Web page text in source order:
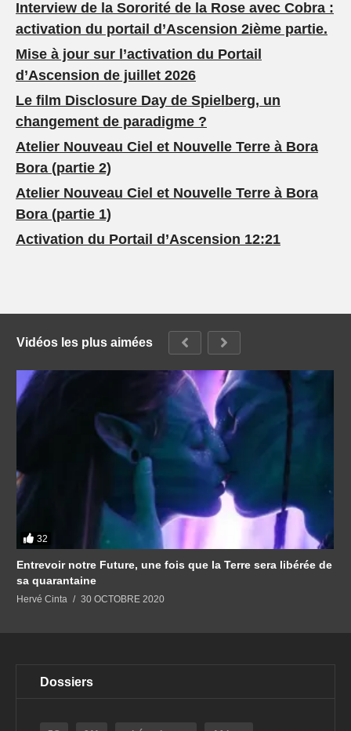
Interview de la Sororité de la Rose avec Cobra :
activation du portail d’Ascension 2ième partie.
Mise à jour sur l’activation du Portail
d’Ascension de juillet 2026
Le film Disclosure Day de Spielberg, un
changement de paradigme ?
Atelier Nouveau Ciel et Nouvelle Terre à Bora
Bora (partie 2)
Atelier Nouveau Ciel et Nouvelle Terre à Bora
Bora (partie 1)
Activation du Portail d’Ascension 12:21
Vidéos les plus aimées
32
Entrevoir notre Future, une fois que la Terre sera libérée de
sa quarantaine
Hervé Cinta 30 OCTOBRE 2020
Dossiers